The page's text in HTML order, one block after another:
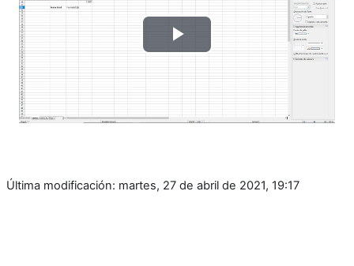
Reproducir
Última modificación: martes, 27 de abril de 2021, 19:17